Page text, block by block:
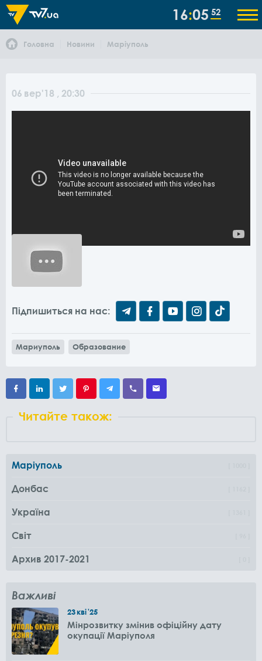
16 05 52
Головна Новини Маріуполь
06 вер'18 , 20:30
Підпишиться на нас:
Мариуполь Образование
Читайте також:
Маріуполь
Донбас
Україна
Світ
Архив 2017-2021
Важливі
23кві'25
Мінрозвитку змінив офіційну дату
окупації Маріуполя